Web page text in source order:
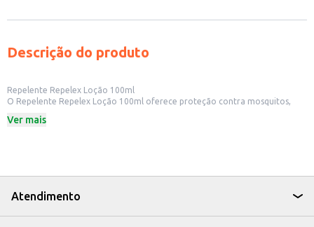
Descrição do produto
Repelente Repelex Loção 100ml
O Repelente Repelex Loção 100ml oferece proteção contra mosquitos,
para levar em viagens, atividades ao ar livre ou para ter sempre à mão em
Adequado para uso em diversas situações, como em casa, no trabalho, em
acampamentos ou durante atividades de lazer.
Com o Repelente Repelex Loção, você garante a proteção que precisa para
Ver mais
Atendimento